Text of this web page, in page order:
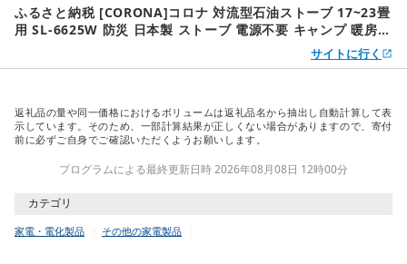
ふるさと納税 [CORONA]コロナ 対流型石油ストーブ 17~23畳
用 SL-6625W 防災 日本製 ストーブ 電源不要 キャンプ 暖房
サイトに行く
返礼品の量や同一価格におけるボリュームは返礼品名から抽出し自動計算して表
示しています。そのため、一部計算結果が正しくない場合がありますので、寄付
前に必ずご自身でご確認いただくようお願いします。
プログラムによる最終更新日時 2026年08月08日 12時00分
カテゴリ
家電・電化製品 その他の家電製品